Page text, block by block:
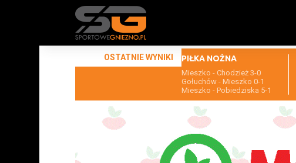
OSTATNIE WYNIKI PIŁKA NOŻNA
Mieszko - Chodzież 3-0
Gołuchów - Mieszko 0-1
Mieszko - Pobiedziska 5-1